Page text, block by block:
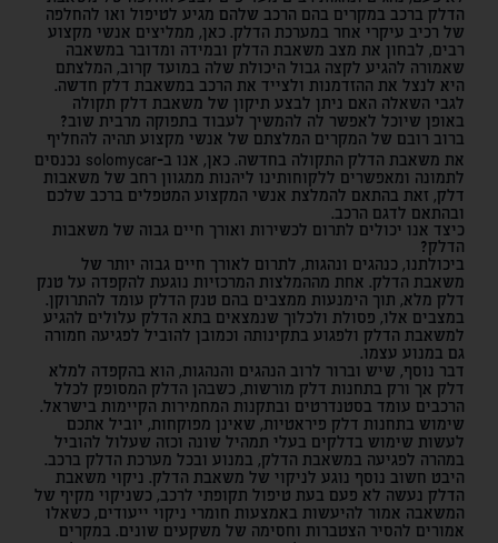
הדלק ברכב במקרים בהם הרכב שלהם מגיע לטיפול ואו להחלפה
של רכיב עיקרי אחר במערכת הדלק. כאן, ממליצים אנשי מקצוע
רבים, לבחון את מצב משאבת הדלק ובמידה ומדובר במשאבה
שאמורה להגיע לקצה גבול היכולת שלה במועד קרוב, המלצתם
היא לנצל את ההזדמנות ולצייד את הרכב במשאבת דלק חדשה.
לגבי השאלה האם ניתן לבצע תיקון של משאבת דלק תקולה
באופן שיוכל לאפשר לה להמשיך לעבוד בתפוקה מרבית שוב?
ברוב רובם של המקרים המלצתם של אנשי מקצוע תהיה להחליף
את משאבת הדלק התקולה בחדשה. כאן, אנו ב-solomycar נכנסים
לתמונה ומאפשרים ללקוחותינו ליהנות ממגוון רחב של משאבות
דלק, זאת בהתאם להמלצת אנשי המקצוע המטפלים ברכב שלכם
ובהתאם לדגם הרכב.
כיצד אנו יכולים לתרום לכשירות ואורך חיים גבוה של משאבות
הדלק?
ביכולתנו, כנהגים ונהגות, לתרום לאורך חיים גבוה יותר של
משאבת הדלק. אחת מההמלצות המרכזיות נוגעת להקפדה על טנק
דלק מלא, תוך הימנעות ממצבים בהם טנק הדלק עומד להתרוקן.
במצבים אלו, פסולת ולכלוך שנמצאים בתא הדלק עלולים להגיע
למשאבת הדלק ולפגוע בתקינותה וכמובן להוביל לפגיעה חמורה
גם במנוע עצמו.
דבר נוסף, שיש וברור לרוב הנהגים והנהגות, הוא בהקפדה למלא
דלק אך ורק בתחנות דלק מורשות, כשבהן הדלק המסופק לכלל
הרכבים עומד בסטנדרטים ובתקנות המחמירות הקיימות בישראל.
שימוש בתחנות דלק פיראטיות, שאינן מפוקחות, יוביל אתכם
לעשות שימוש בדלקים בעלי תמהיל שונה וכזה שעלול להוביל
במהרה לפגיעה במשאבת הדלק, במנוע ובכל מערכת הדלק ברכב.
היבט חשוב נוסף נוגע לניקוי של משאבת הדלק. ניקוי משאבת
הדלק נעשה לא פעם בעת טיפול תקופתי לרכב, כשניקוי מקיף של
המשאבה אמור להיעשות באמצעות חומרי ניקוי ייעודים, כשאלו
אמורים להסיר הצטברות וחסימה של משקעים שונים. במקרים